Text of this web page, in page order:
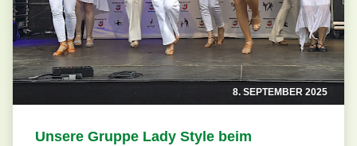
8. SEPTEMBER 2025
Unsere Gruppe Lady Style beim